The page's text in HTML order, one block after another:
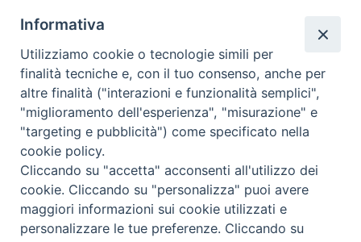
Regione ecclesiastica Puglia
Via Beltrani, 9
76125 Trani BT
Centralino Tel. 0883 494211
Cancelleria Tel. 0883 494204
cancelleria@arcidiocesitrani.it
Informativa
Utilizziamo cookie o tecnologie simili per
finalità tecniche e, con il tuo consenso, anche per
altre finalità ("interazioni e funzionalità semplici",
"miglioramento dell'esperienza", "misurazione" e
"targeting e pubblicità") come specificato nella
cookie policy.
Cliccando su "accetta" acconsenti all'utilizzo dei
cookie. Cliccando su "personalizza" puoi avere
maggiori informazioni sui cookie utilizzati e
personalizzare le tue preferenze. Cliccando su